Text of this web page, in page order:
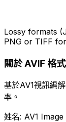
Lossy formats
PNG or TIFF
關於 AVIF 格式
基於AV1視訊編
率。
姓名: AV1